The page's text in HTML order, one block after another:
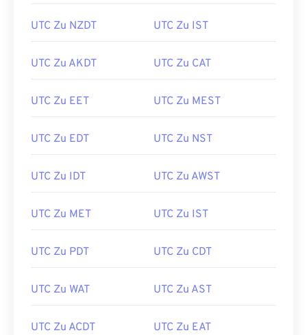
UTC Zu NZDT UTC Zu IST
UTC Zu AKDT UTC Zu CAT
UTC Zu EET UTC Zu MEST
UTC Zu EDT UTC Zu NST
UTC Zu IDT UTC Zu AWST
UTC Zu MET UTC Zu IST
UTC Zu PDT UTC Zu CDT
UTC Zu WAT UTC Zu AST
UTC Zu ACDT UTC Zu EAT